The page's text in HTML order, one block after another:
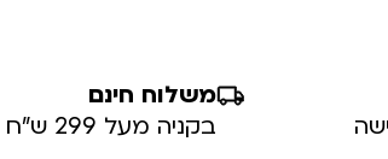
משלוח חינם
בקניה מעל 299 ש”ח